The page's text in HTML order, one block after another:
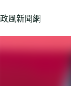
至
政風新聞網